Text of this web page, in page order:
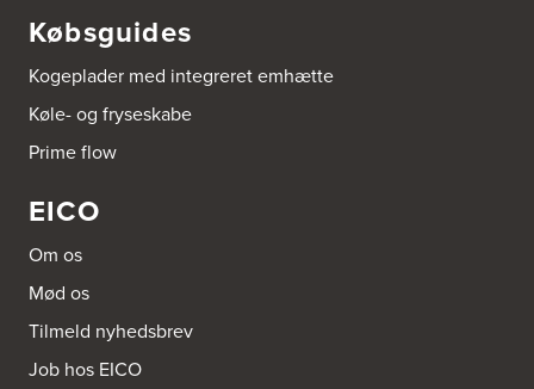
Købsguides
Kogeplader med integreret emhætte
Køle- og fryseskabe
Prime flow
EICO
Om os
Mød os
Tilmeld nyhedsbrev
Job hos EICO